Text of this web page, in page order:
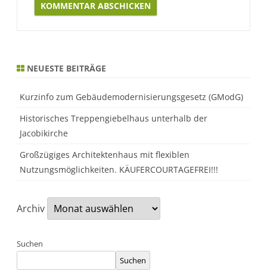
NEUESTE BEITRÄGE
Kurzinfo zum Gebäudemodernisierungsgesetz (GModG)
Historisches Treppengiebelhaus unterhalb der
Jacobikirche
Großzügiges Architektenhaus mit flexiblen
Nutzungsmöglichkeiten. KÄUFERCOURTAGEFREI!!!
Archiv
Suchen
Suchen